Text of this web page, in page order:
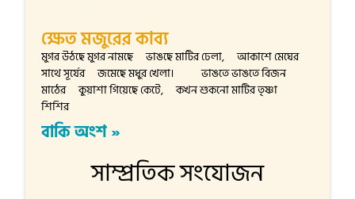
ক্ষেত মজুরের কাব্য
মুগর উঠছে মুগর নামছে ভাঙছে মাটির ঢেলা, আকাশে মেঘের
সাথে সূর্যের জমেছে মধুর খেলা। ভাঙতে ভাঙতে বিজন
মাঠের কুয়াশা গিয়েছে কেটে, কখন শুকনো মাটির তৃষ্ণা
শিশির
বাকি অংশ »
সাম্প্রতিক সংযোজন